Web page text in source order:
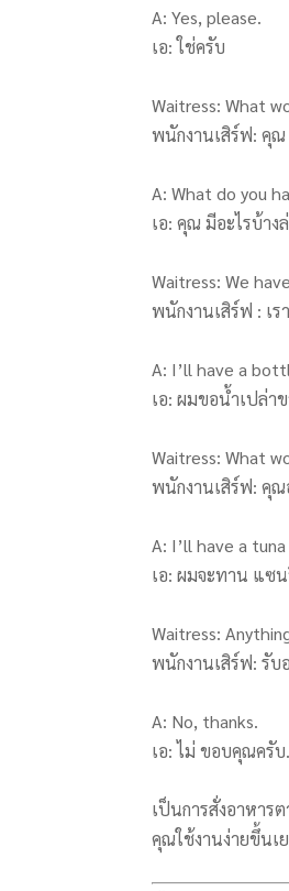
A: Yes, please.
เอ: ใช่ครับ
Waitress: What
พนักงานเสิร์ฟ: คุณ
A: What do you
เอ: คุณ มีอะไรบ้าง
Waitress: We
พนักงานเสิร์ฟ : เ
A: I’ll have a
เอ: ผมขอน้ำเปล่า
Waitress: What
พนักงานเสิร์ฟ: คุณ
A: I’ll have a
เอ: ผมจะทาน แซ
Waitress:
พนักงานเสิร์ฟ: รับ
A: No, thanks.
เอ: ไม่ ขอบคุณครับ.
เป็นการสั่งอาหา
คุณใช้งานง่ายขึ้นเ